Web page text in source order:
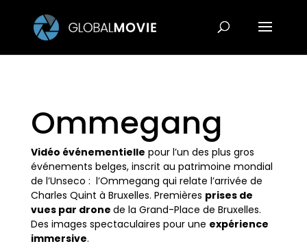
Ommegang
Vidéo événementielle pour l’un des plus gros
événements belges, inscrit au patrimoine mondial
de l’Unseco : l’Ommegang qui relate l’arrivée de
Charles Quint à Bruxelles. Premières prises de
vues par drone de la Grand-Place de Bruxelles.
Des images spectaculaires pour une expérience
immersive.